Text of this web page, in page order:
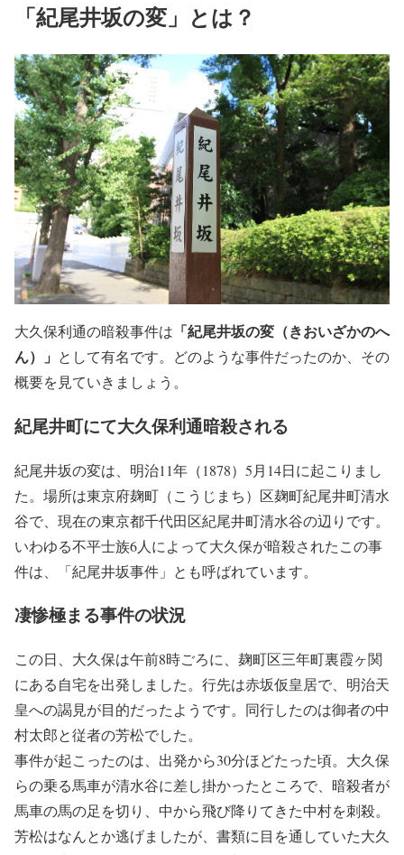
「紀尾井坂の変」とは？
大久保利通の暗殺事件は 「紀尾井坂の変（きおいざかのへ
ん）」 として有名です。どのような事件だったのか、その
概要を見ていきましょう。
紀尾井町にて大久保利通暗殺される
紀尾井坂の変は、明治11年（1878）5月14日に起こりまし
た。場所は東京府麹町（こうじまち）区麹町紀尾井町清水
谷で、現在の東京都千代田区紀尾井町清水谷の辺りです。
いわゆる不平士族6人によって大久保が暗殺されたこの事
件は、「紀尾井坂事件」とも呼ばれています。
凄惨極まる事件の状況
この日、大久保は午前8時ごろに、麹町区三年町裏霞ヶ関
にある自宅を出発しました。行先は赤坂仮皇居で、明治天
皇への謁見が目的だったようです。同行したのは御者の中
村太郎と従者の芳松でした。
事件が起こったのは、出発から30分ほどたった頃。大久保
らの乗る馬車が清水谷に差し掛かったところで、暗殺者が
馬車の馬の足を切り、中から飛び降りてきた中村を刺殺。
芳松はなんとか逃げましたが、書類に目を通していた大久